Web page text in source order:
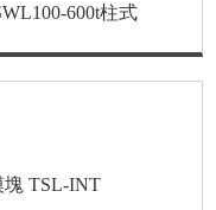
600t柱式
塊 TSL-INT